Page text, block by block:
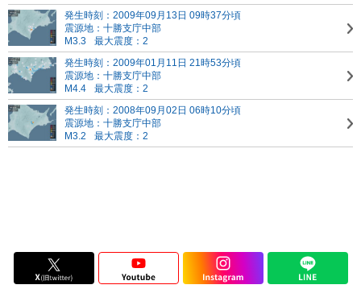
発生時刻：2009年09月13日 09時37分頃
震源地：十勝支庁中部
M3.3
最大震度：2
発生時刻：2009年01月11日 21時53分頃
震源地：十勝支庁中部
M4.4
最大震度：2
発生時刻：2008年09月02日 06時10分頃
震源地：十勝支庁中部
M3.2
最大震度：2